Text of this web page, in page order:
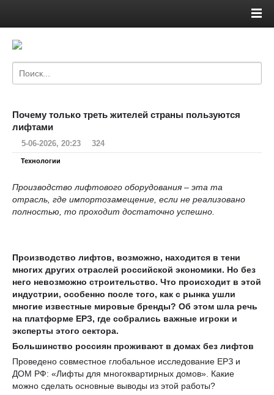
Почему только треть жителей страны пользуются
лифтами
5-06-2026, 20:23 324
Технологии
Производство лифтового оборудования – эта та
отрасль, где импортозамещение, если не реализовано
полностью, то проходит достаточно успешно.
Производство лифтов, возможно, находится в тени
многих других отраслей российской экономики. Но без
него невозможно строительство. Что происходит в этой
индустрии, особенно после того, как с рынка ушли
многие известные мировые бренды? Об этом шла речь
на платформе ЕРЗ, где собрались важные игроки и
эксперты этого сектора.
Большинство россиян проживают в домах без лифтов
Проведено совместное глобальное исследование ЕРЗ и
ДОМ РФ: «Лифты для многоквартирных домов». Какие
можно сделать основные выводы из этой работы?